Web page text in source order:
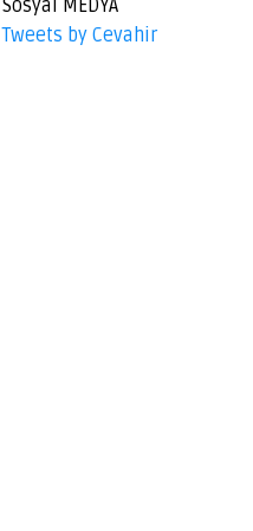
Sosyal MEDYA
Tweets by Cevahir